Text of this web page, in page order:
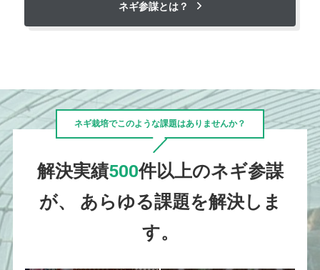
ネギ参謀とは？
ネギ栽培でこのような課題はありませんか？
解決実績500件以上のネギ参謀
が、
あらゆる課題を解決しま
す。